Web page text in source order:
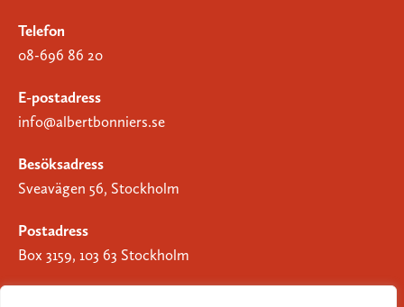
Telefon
08-696 86 20
E-postadress
info@albertbonniers.se
Besöksadress
Sveavägen 56, Stockholm
Postadress
Box 3159, 103 63 Stockholm